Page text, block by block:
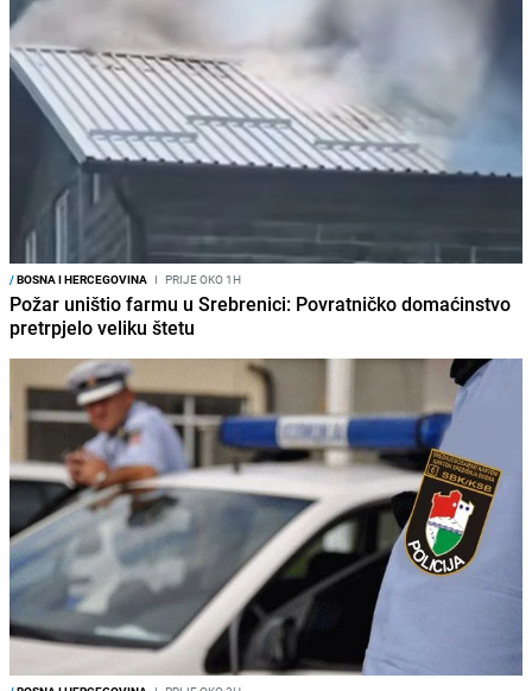
/BOSNA I HERCEGOVINA I PRIJE OKO 1H
Požar uništio farmu u Srebrenici: Povratničko domaćinstvo
pretrpjelo veliku štetu